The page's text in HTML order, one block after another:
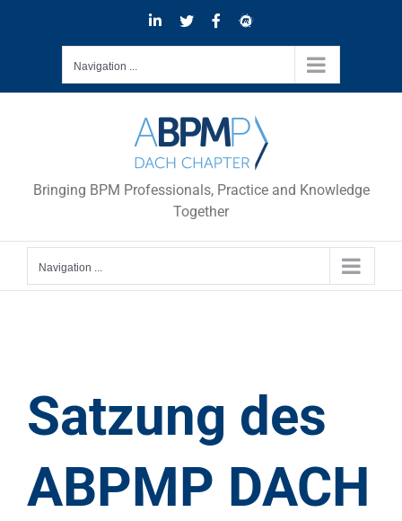
LinkedIn
TwitterFacebookMeetup
Navigation ...
Bringing BPM Professionals, Practice and Knowledge
Together
Navigation ...
Satzung des
ABPMP DACH